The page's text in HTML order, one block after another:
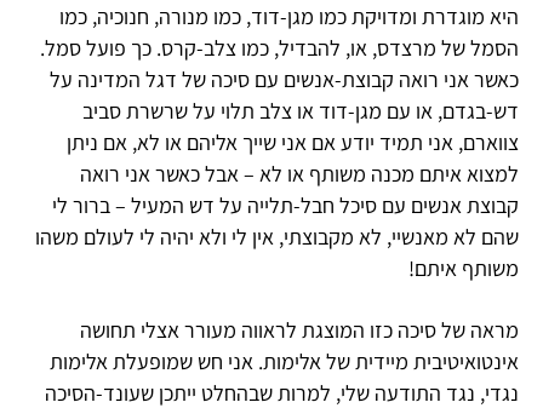
היא מוגדרת ומדויקת כמו מגן-דוד, כמו מנורה, חנוכיה, כמו
הסמל של מרצדס, או, להבדיל, כמו צלב-קרס. כך פועל סמל.
כאשר אני רואה קבוצת-אנשים עם סיכה של דגל המדינה על
דש-בגדם, או עם מגן-דוד או צלב תלוי על שרשרת סביב
צווארם, אני תמיד יודע אם אני שייך אליהם או לא, אם ניתן
למצוא איתם מכנה משותף או לא – אבל כאשר אני רואה
קבוצת אנשים עם סיכל חבל-תלייה על דש המעיל – ברור לי
שהם לא מאנשיי, לא מקבוצתי, אין לי ולא יהיה לי לעולם משהו
משותף איתם!
מראה של סיכה כזו המוצגת לראווה מעורר אצלי תחושה
אינטואיטיבית מיידית של אלימות. אני חש שמופעלת אלימות
נגדי, נגד התודעה שלי, למרות שבהחלט ייתכן שעונד-הסיכה